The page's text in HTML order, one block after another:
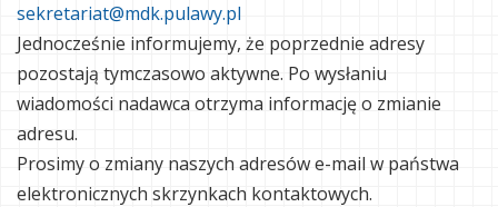
sekretariat@mdk.pulawy.pl
Jednocześnie informujemy, że poprzednie adresy
pozostają tymczasowo aktywne. Po wysłaniu
wiadomości nadawca otrzyma informację o zmianie
adresu.
Prosimy o zmiany naszych adresów e-mail w państwa
elektronicznych skrzynkach kontaktowych.